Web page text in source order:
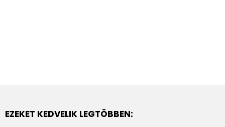
EZEKET KEDVELIK LEGTÖBBEN: